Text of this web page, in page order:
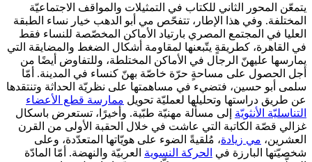
يتمعّن المحور الثاني للكتاب في التمثيلات والمواقف الاجتماعيّة
المختلفة. وفي هذا الإطار، تتفحّص مي أبو الدهب خيار نساء الطبقة
العليا في المجتمع المصري بارتياد الأماكن المخصّصة للنساء فقط
في القاهرة، كطريقةٍ يتّبعنها لمقاومة أشكال الضغط والمضايقة التي
يمارسها عليهنّ الرجال في الأماكن المختلطة، وللتفاوض أيضًا من
أجل الحصول على مساحةٍ حرّة خاصّة بهنّ كنساء في المدينة. أمّا
سلمى أبو حسين، فتضيء في مساهمتها على نظريّة الحداثة وتنتقدها
عن طريق دراستها وتحليلها لعمليّة تحويل ممارسة قطع الأعضاء
التناسليّة الأنثويّة إلى مسألة مهنيّة طبّية. وأخيرًا، تستعرض باسكال
غزالي قصّة الكاتبة التي عاشت في خلال الحقبة الأولى من القرن
العشرين، مي زيادة، مُلقيةً الضوء على هويّاتها المتعدّدة، وعلى
شخصيّتها البارزة في الحركة النسوية العربيّة والنهضة. أمّا المادّة